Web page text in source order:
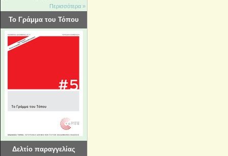
Περισσότερα »
Το Γράμμα του Τόπου
Δελτίο παραγγελίας